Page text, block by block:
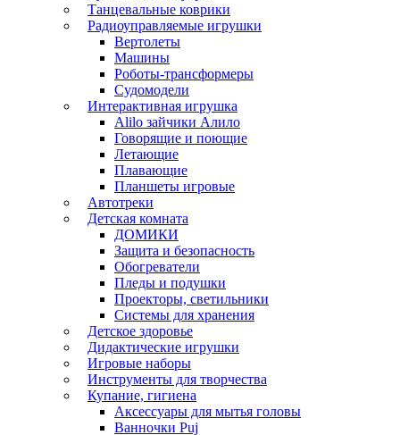
Танцевальные коврики
Радиоуправляемые игрушки
Вертолеты
Машины
Роботы-трансформеры
Судомодели
Интерактивная игрушка
Alilo зайчики Алило
Говорящие и поющие
Летающие
Плавающие
Планшеты игровые
Автотреки
Детская комната
ДОМИКИ
Защита и безопасность
Обогреватели
Пледы и подушки
Проекторы, светильники
Системы для хранения
Детское здоровье
Дидактические игрушки
Игровые наборы
Инструменты для творчества
Купание, гигиена
Аксессуары для мытья головы
Ванночки Puj